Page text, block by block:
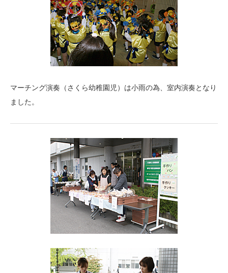
マーチング演奏（さくら幼稚園児）は小雨の為、室内演奏となり
ました。